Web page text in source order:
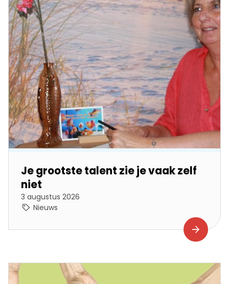
Je grootste talent zie je vaak zelf
niet
3 augustus 2026
Nieuws